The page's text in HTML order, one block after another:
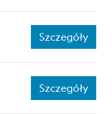
Szczegóły
Szczegóły